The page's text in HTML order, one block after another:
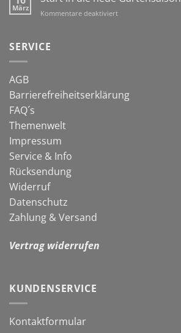
Co:
natürlich
März
Kommentare deaktiviertfür
SERVICE
AGB
Barrierefreiheitserklärung
FAQ´s
Themenwelt
Impressum
Service & Info
Rücksendung
Widerruf
Datenschutz
Zahlung & Versand
Vertrag widerrufen
KUNDENSERVICE
Kontaktformular